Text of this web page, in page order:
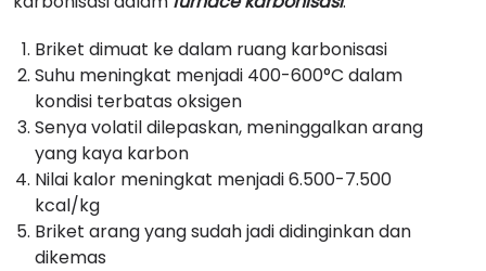
Briket dimuat ke dalam ruang karbonisasi
Suhu meningkat menjadi 400-600°C dalam
kondisi terbatas oksigen
Senya volatil dilepaskan, meninggalkan arang
yang kaya karbon
Nilai kalor meningkat menjadi 6.500-7.500
kcal/kg
Briket arang yang sudah jadi didinginkan dan
dikemas